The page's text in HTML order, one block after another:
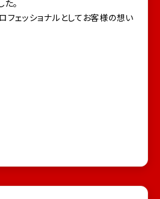
。
ェッショナルとしてお客様の想い